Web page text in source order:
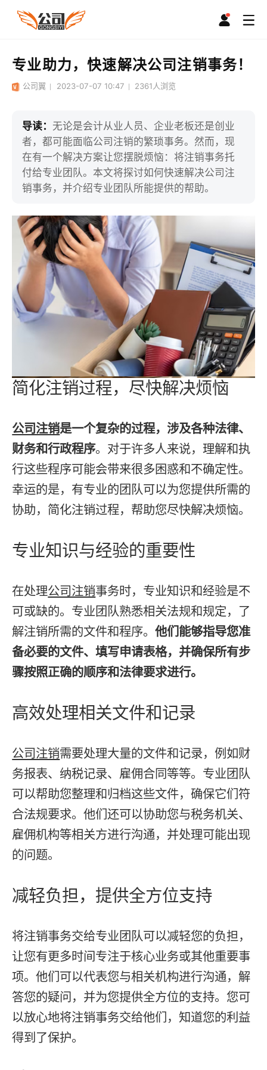
专业助力，快速解决公司注销事务！
公司翼 2023-07-07 10:47 2361人浏览
导读： 无论是会计从业人员、企业老板还是创业
者，都可能面临公司注销的繁琐事务。然而，现
在有一个解决方案让您摆脱烦恼：将注销事务托
付给专业团队。本文将探讨如何快速解决公司注
销事务，并介绍专业团队所能提供的帮助。
简化注销过程，尽快解决烦恼
公司注销是一个复杂的过程，涉及各种法律、
财务和行政程序。对于许多人来说，理解和执
行这些程序可能会带来很多困惑和不确定性。
幸运的是，有专业的团队可以为您提供所需的
协助，简化注销过程，帮助您尽快解决烦恼。
专业知识与经验的重要性
在处理公司注销事务时，专业知识和经验是不
可或缺的。专业团队熟悉相关法规和规定，了
解注销所需的文件和程序。他们能够指导您准
备必要的文件、填写申请表格，并确保所有步
骤按照正确的顺序和法律要求进行。
高效处理相关文件和记录
公司注销需要处理大量的文件和记录，例如财
务报表、纳税记录、雇佣合同等等。专业团队
可以帮助您整理和归档这些文件，确保它们符
合法规要求。他们还可以协助您与税务机关、
雇佣机构等相关方进行沟通，并处理可能出现
的问题。
减轻负担，提供全方位支持
将注销事务交给专业团队可以减轻您的负担，
让您有更多时间专注于核心业务或其他重要事
项。他们可以代表您与相关机构进行沟通，解
答您的疑问，并为您提供全方位的支持。您可
以放心地将注销事务交给他们，知道您的利益
得到了保护。